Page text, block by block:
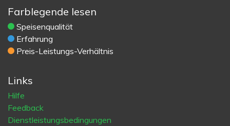
Farblegende lesen
Speisenqualität
Erfahrung
Preis-Leistungs-Verhältnis
Links
Hilfe
Feedback
Dienstleistungsbedingungen